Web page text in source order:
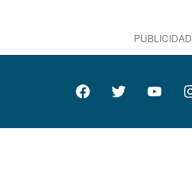
PUBLICIDAD